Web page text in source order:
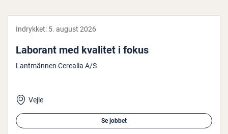
Indrykket: 5. august 2026
Laborant med kvalitet i fokus
Lantmännen Cerealia A/S
Vejle
Se jobbet